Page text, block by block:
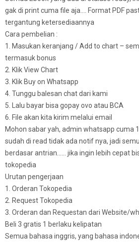
gak di print cuma file aja…. Format PDF
tergantung ketersediaannya
Cara pembelian :
1. Masukan keranjang / Add to chart –
termasuk bonus
2. Klik View Chart
3. Klik Buy on Whatsapp
4. Tunggu balesan chat dari kami
5. Lalu bayar bisa gopay ovo atau BCA
6. File akan kita kirim melalui email
Mohon sabar yah, admin whatsapp cuma
sudah di read tidak ada notif nya, jadi
berdasar antrian…… jika ingin lebih cepat
tokopedia
Urutan pengerjaan
1. Orderan Tokopedia
2. Request Tokopedia
3. Orderan dan Requestan dari Website/
Beli 3 gratis 1 berlaku kelipatan
Semua bahasa inggris, yang bahasa